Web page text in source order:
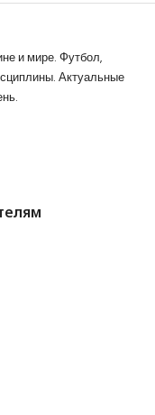
и мире. Футбол,
Актуальные